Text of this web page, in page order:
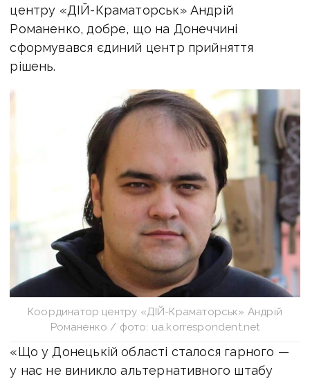
центру «ДІЙ-Краматорськ» Андрій
Романенко, добре, що на Донеччині
сформувався єдиний центр прийняття
рішень.
Координатор центру «ДІЙ-Краматорськ» Андрій
Романенко / фото: ua.korrespondent.net
«Що у Донецькій області сталося гарного —
у нас не виникло альтернативного штабу